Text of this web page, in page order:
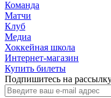
Команда
Матчи
Клуб
Медиа
Хоккейная школа
Интернет-магазин
Купить билеты
Подпишитесь на